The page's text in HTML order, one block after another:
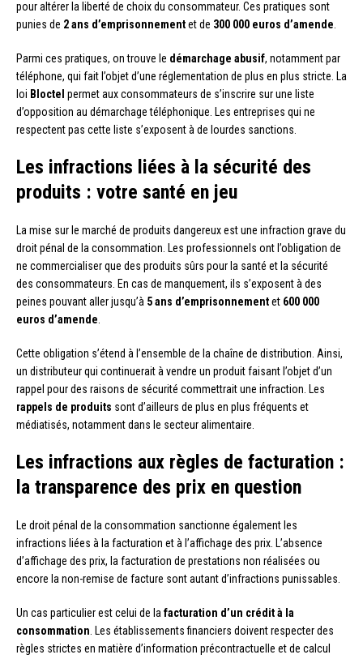
pour altérer la liberté de choix du consommateur. Ces pratiques sont
punies de 2 ans d’emprisonnementet de 300 000 euros d’amende.
Parmi ces pratiques, on trouve le démarchage abusif, notamment par
téléphone, qui fait l’objet d’une réglementation de plus en plus stricte. La
loi Bloctel permet aux consommateurs de s’inscrire sur une liste
d’opposition au démarchage téléphonique. Les entreprises qui ne
respectent pas cette liste s’exposent à de lourdes sanctions.
Les infractions liées à la sécurité des
produits : votre santé en jeu
La mise sur le marché de produits dangereux est une infraction grave du
droit pénal de la consommation. Les professionnels ont l’obligation de
ne commercialiser que des produits sûrs pour la santé et la sécurité
des consommateurs. En cas de manquement, ils s’exposent à des
peines pouvant aller jusqu’à 5 ans d’emprisonnementet 600 000
euros d’amende.
Cette obligation s’étend à l’ensemble de la chaîne de distribution. Ainsi,
un distributeur qui continuerait à vendre un produit faisant l’objet d’un
rappel pour des raisons de sécurité commettrait une infraction. Les
rappels de produits sont d’ailleurs de plus en plus fréquents et
médiatisés, notamment dans le secteur alimentaire.
Les infractions aux règles de facturation :
la transparence des prix en question
Le droit pénal de la consommation sanctionne également les
infractions liées à la facturation et à l’affichage des prix. L’absence
d’affichage des prix, la facturation de prestations non réalisées ou
encore la non-remise de facture sont autant d’infractions punissables.
Un cas particulier est celui de lafacturation d’un crédit à la
consommation. Les établissements financiers doivent respecter des
règles strictes en matière d’information précontractuelle et de calcul